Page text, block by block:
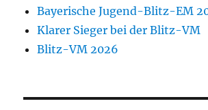
Bayerische Jugend-Blitz-EM
Klarer Sieger bei der Blitz-VM
Blitz-VM 2026